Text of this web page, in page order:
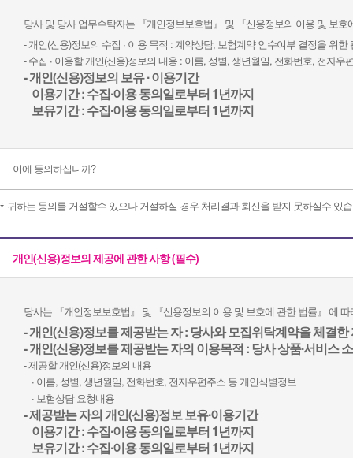
당사 및 당사 업무수탁자는 『개인정보보호법』 및 『신용정보의 이용 및 보
- 개인(신용)정보의 수집 ∙ 이용 목적 : 계약상담, 보험계약 인수여부 결정을 위한
- 수집 ∙ 이용할 개인(신용)정보의 내용 : 이름, 성별, 생년월일, 전화번호, 전자우
- 개인(신용)정보의 보유 ∙ 이용기간
이용기간 : 수집∙이용 동의일로부터 1년까지
보유기간 : 수집∙이용 동의일로부터 1년까지
이에 동의하십니까?
귀하는 동의를 거절할수 있으나 거절하실 경우 처리결과 회신을 받지 못하실수 있
개인(신용)정보의 제공에 관한 사항 (필수)
당사는 『개인정보보호법』 및 『신용정보의 이용 및 보호에 관한 법률』 에
- 개인(신용)정보를 제공받는 자 : 당사와 모집위탁계약을 체결
- 개인(신용)정보를 제공받는 자의 이용목적 : 당사 상품∙서비스
- 제공할 개인(신용)정보의 내용
∙ 이름, 성별, 생년월일, 전화번호, 전자우편주소 등 개인식별정보
∙ 보험상담 요청내용
- 제공받는 자의 개인(신용)정보 보유∙이용기간
이용기간 : 수집∙이용 동의일로부터 1년까지
보유기간 : 수집∙이용 동의일로부터 1년까지